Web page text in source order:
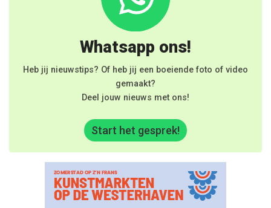
Whatsapp ons!
Heb jij nieuwstips? Of heb jij een boeiende foto of video
gemaakt?
Deel jouw nieuws met ons!
Start het gesprek!